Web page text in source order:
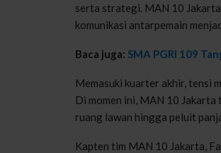
serta strategi. MAN 10
komunikasi antarpemain
Baca juga: SMA PGRI 109
Memasuki kuarter akhir, tensi
Di momen ini, MAN 10 Jakarta
ruang lawan hingga peluit
Kapten tim MAN 10 Jakarta,